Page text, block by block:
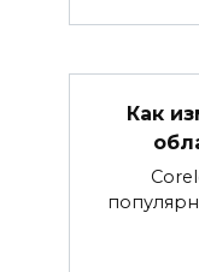
Как